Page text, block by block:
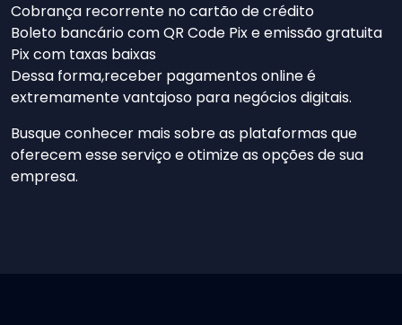
Cobrança recorrente no cartão de crédito
Boleto bancário com QR Code Pix e emissão gratuita
Pix com taxas baixas
Dessa forma,receber pagamentos online é
extremamente vantajoso para negócios digitais.
Busque conhecer mais sobre as plataformas que
oferecem esse serviço e otimize as opções de sua
empresa.